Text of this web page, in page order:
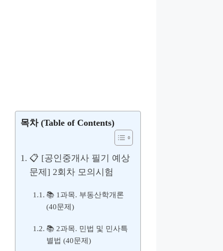
목차 (Table of Contents)
📋 [공인중개사 필기 예상
문제] 2회차 모의시험
📚 1과목. 부동산학개론
(40문제)
📚 2과목. 민법 및 민사특
별법 (40문제)